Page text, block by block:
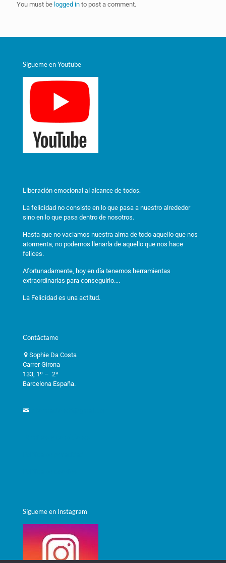
You must be logged in to post a comment.
Sígueme en Youtube
Liberación emocional al alcance de todos.
La felicidad no consiste en lo que pasa a nuestro alrededor
sino en lo que pasa dentro de nosotros.
Hasta que no vaciamos nuestra alma de todo aquello que nos
atormenta, no podemos llenarla de aquello que nos hace
felices.
Afortunadamente, hoy en día tenemos herramientas
extraordinarias para conseguirlo….
La Felicidad es una actitud.
Contáctame
Sophie Da Costa
Carrer Girona
133, 1º – 2ª
Barcelona España.
Sígueme en Instagram